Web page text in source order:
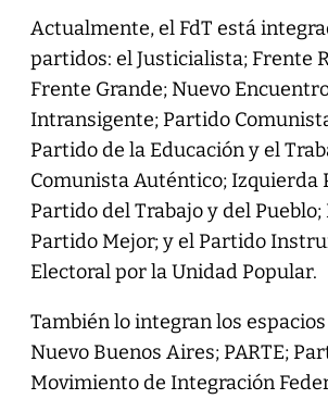
Actualmente, el FdT está
partidos: el Justicialista; Frente
Frente Grande; Nuevo
Intransigente; Partido
Partido de la Educación y el
Comunista Auténtico; Izquierda
Partido del Trabajo y del Pueblo;
Partido Mejor; y el Partido
Electoral por la Unidad Popular.
También lo integran los
Nuevo Buenos Aires; PARTE;
Movimiento de Integración